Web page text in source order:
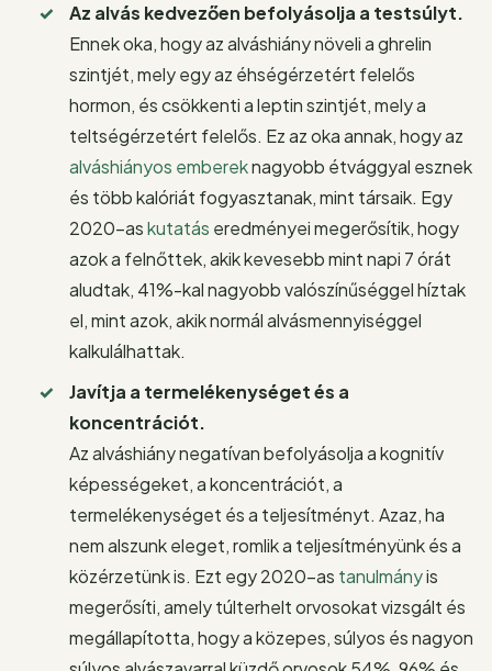
Az alvás kedvezően befolyásolja a testsúlyt.
Ennek oka, hogy az alváshiány növeli a ghrelin
szintjét, mely egy az éhségérzetért felelős
hormon, és csökkenti a leptin szintjét, mely a
teltségérzetért felelős. Ez az oka annak, hogy az
alváshiányos embereknagyobb étvággyal esznek
és több kalóriát fogyasztanak, mint társaik. Egy
2020-askutatás eredményei megerősítik, hogy
azok a felnőttek, akik kevesebb mint napi 7 órát
aludtak, 41%-kal nagyobb valószínűséggel híztak
el, mint azok, akik normál alvásmennyiséggel
kalkulálhattak.
Javítja a termelékenységet és a
koncentrációt.
Az alváshiány negatívan befolyásolja a kognitív
képességeket, a koncentrációt, a
termelékenységet és a teljesítményt. Azaz, ha
nem alszunk eleget, romlik a teljesítményünk és a
közérzetünk is. Ezt egy 2020-as tanulmányis
megerősíti, amely túlterhelt orvosokat vizsgált és
megállapította, hogy a közepes, súlyos és nagyon